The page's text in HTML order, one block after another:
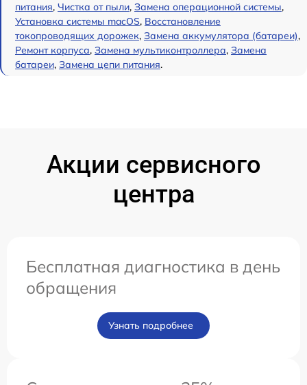
питания, Чистка от пыли, Замена операционной системы,
Установка системы macOS, Восстановление
токопроводящих дорожек, Замена аккумулятора (батареи),
Ремонт корпуса, Замена мультиконтроллера, Замена
батареи, Замена цепи питания.
Акции сервисного
центра
Бесплатная диагностика в день
обращения
Узнать подробнее